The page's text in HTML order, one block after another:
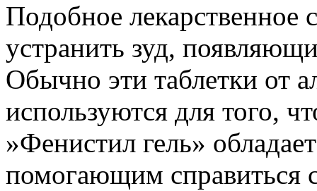
Подобное лекарственное
устранить зуд,
Обычно эти таблетки от
используются для того,
»Фенистил гель»
помогающим справиться